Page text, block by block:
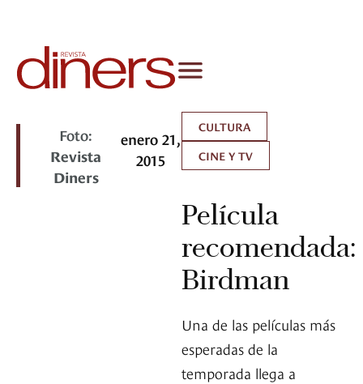
Foto:
Revista
Diners
enero 21,
2015
CULTURA
CINE Y TV
Película
recomendada:
Birdman
Una de las películas más
esperadas de la
temporada llega a